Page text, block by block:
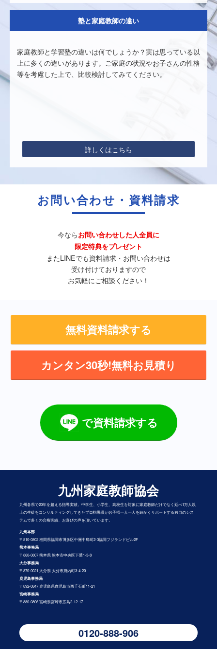
塾と家庭教師の違い
家庭教師と学習塾の違いは何でしょうか？実は思っている以
上に多くの違いがあります。ご家庭の状況やお子さんの性格
等を考慮した上で、比較検討してみてください。
詳しくはこちら
お問い合わせ・資料請求
今ならお問い合わせした人全員に
限定特典をプレゼント
またLINEでも資料請求・お問い合わせは
受け付けておりますので
お気軽にご相談ください！
無料資料請求する
カンタン30秒!無料お見積り
で資料請求する
九州家庭教師協会
九州各県で20年を超える指導実績。中学生、小学生、高校生を対象に家庭教師だけでなく延べ1万人以
上の生徒をコンサルティングしてきたプロ指導員がお子様一人一人を細かくサポートする独自のシス
テムで多くの合格実績、お喜びの声を頂いています。
九州本部
〒810-0802 福岡県福岡市博多区中洲中島町2-3福岡フジランドビル2F
熊本事務局
〒860-0807 熊本県 熊本市中央区下通1-3-8
大分事務局
〒870-0021 大分県 大分市府内町3-4-20
鹿児島事務局
〒892-0847 鹿児島県鹿児島市西千石町11-21
宮崎事務局
〒880-0806 宮崎県宮崎市広島2-12-17
0120-888-906